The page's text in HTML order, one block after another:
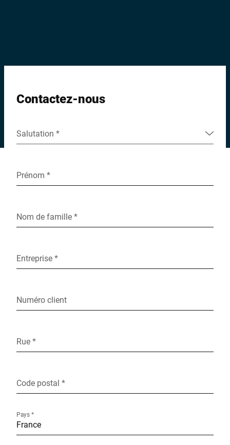
Contactez-nous
Salutation *
Prénom *
Nom de famille *
Entreprise *
Numéro client
Rue *
Code postal *
Pays *